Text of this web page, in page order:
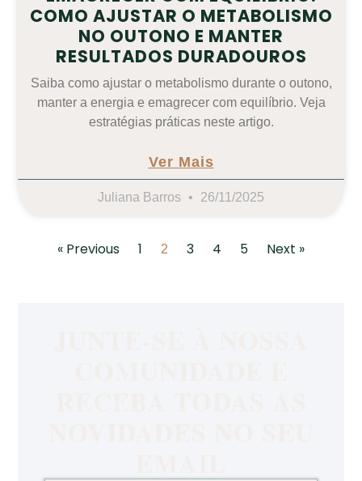
COMO AJUSTAR O METABOLISMO
NO OUTONO E MANTER
RESULTADOS DURADOUROS
Saiba como ajustar o metabolismo durante o outono,
manter a energia e emagrecer com equilíbrio. Veja
estratégias práticas neste artigo.
Ver Mais
Juliana Barros 26/11/2025
« Previous 1 2 3 4 5 Next »